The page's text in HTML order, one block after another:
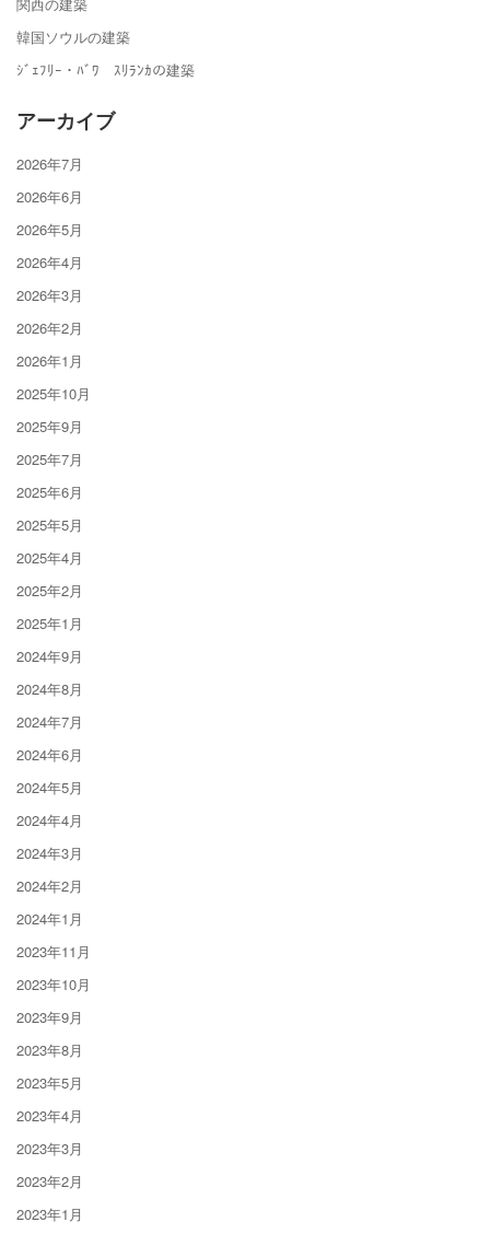
韓国ソウルの建築
ｼﾞｪﾌﾘｰ・ﾊﾞﾜ ｽﾘﾗﾝｶの建築
アーカイブ
2026年7月
2026年6月
2026年5月
2026年4月
2026年3月
2026年2月
2026年1月
2025年10月
2025年9月
2025年7月
2025年6月
2025年5月
2025年4月
2025年2月
2025年1月
2024年9月
2024年8月
2024年7月
2024年6月
2024年5月
2024年4月
2024年3月
2024年2月
2024年1月
2023年11月
2023年10月
2023年9月
2023年8月
2023年5月
2023年4月
2023年3月
2023年2月
2023年1月